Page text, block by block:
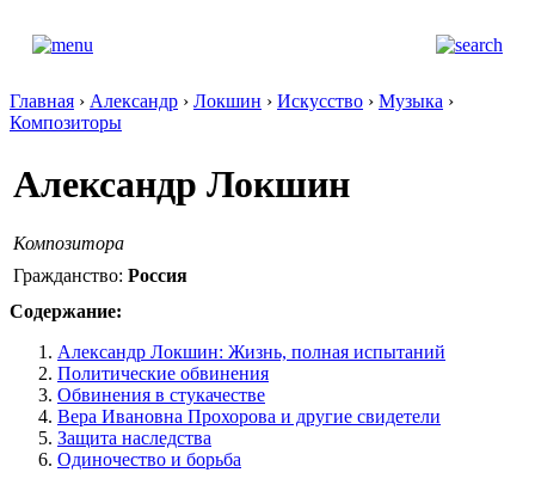
Главная › Александр › Локшин › Искусство › Музыка ›
Композиторы
Александр Локшин
Композитора
Гражданство: Россия
Содержание:
Александр Локшин: Жизнь, полная испытаний
Политические обвинения
Обвинения в стукачестве
Вера Ивановна Прохорова и другие свидетели
Защита наследства
Одиночество и борьба